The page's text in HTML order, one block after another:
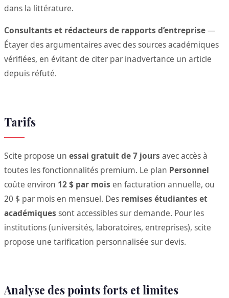
dans la littérature.
Consultants et rédacteurs de rapports d’entreprise—
Étayer des argumentaires avec des sources académiques
vérifiées, en évitant de citer par inadvertance un article
depuis réfuté.
Tarifs
Scite propose un essai gratuit de 7 jours avec accès à
toutes les fonctionnalités premium. Le plan Personnel
coûte environ 12 $ par mois en facturation annuelle, ou
20 $ par mois en mensuel. Des remises étudiantes et
académiques sont accessibles sur demande. Pour les
institutions (universités, laboratoires, entreprises), scite
propose une tarification personnalisée sur devis.
Analyse des points forts et limites